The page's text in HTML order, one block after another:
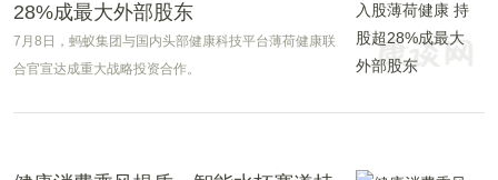
28%成最大外部股东
7月8日，蚂蚁集团与国内头部健康科技平台薄荷健康联
合官宣达成重大战略投资合作。